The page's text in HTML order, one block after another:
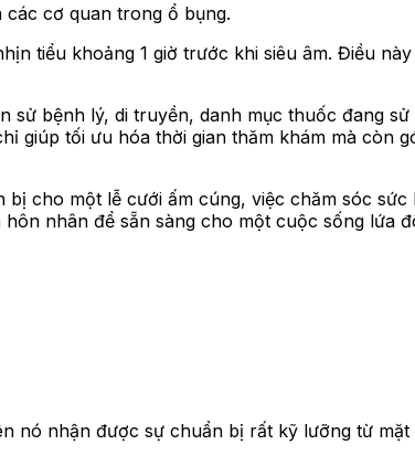
cơ quan trong ổ bụng.
tiểu khoảng 1 giờ trước khi siêu âm. Điều
bệnh lý, di truyền, danh mục thuốc đang
giúp tối ưu hóa thời gian thăm khám mà còn
cho một lễ cưới ấm cúng, việc chăm sóc
nhân để sẵn sàng cho một cuộc sống lứa
nó nhận được sự chuẩn bị rất kỹ lưỡng từ